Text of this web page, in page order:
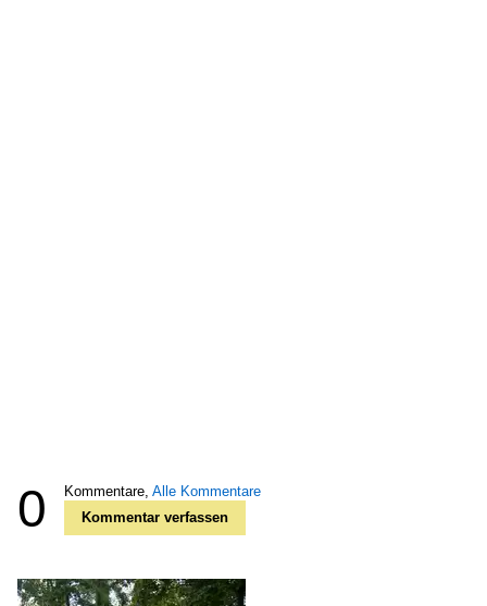
0 Kommentare, Alle Kommentare
Kommentar verfassen